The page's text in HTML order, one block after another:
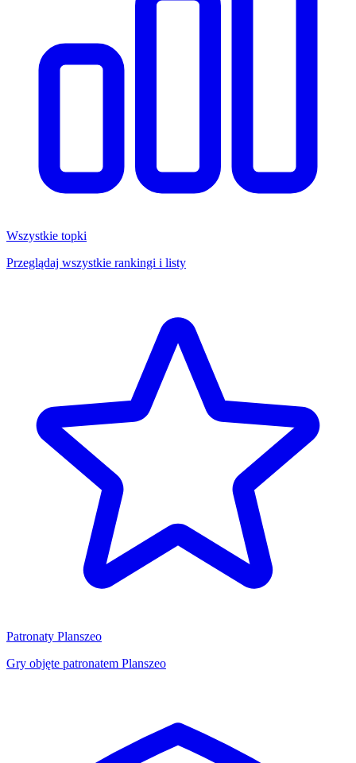
Wszystkie topki
Przeglądaj wszystkie rankingi i listy
Patronaty Planszeo
Gry objęte patronatem Planszeo